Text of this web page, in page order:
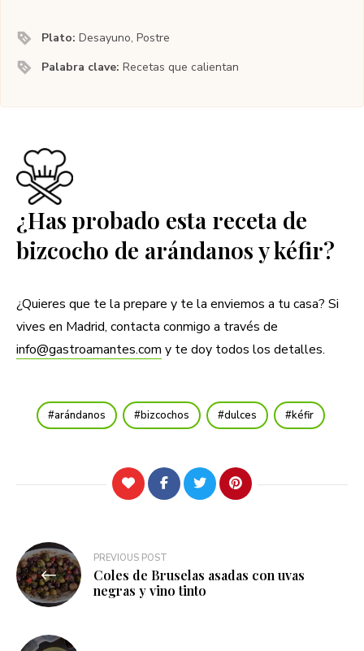
Plato:Desayuno, Postre
Palabra clave:Recetas que calientan
¿Has probado esta receta de
bizcocho de arándanos y kéfir?
¿Quieres que te la prepare y te la enviemos a tu casa? Si
vives en Madrid, contacta conmigo a través de
info@gastroamantes.com y te doy todos los detalles.
arándanos bizcochos dulces kéfir
Navegación
de
entradas
PREVIOUS POST
Coles de Bruselas asadas con uvas
negras y vino tinto